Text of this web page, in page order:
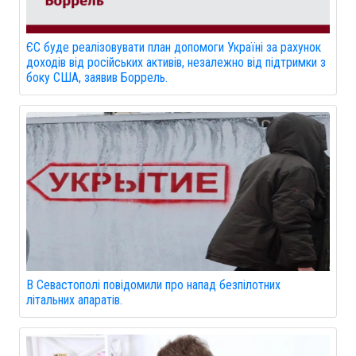
ЄС буде реалізовувати план допомоги Україні за рахунок
доходів від російських активів, незалежно від підтримки з
боку США, заявив Боррель.
В Севастополі повідомили про напад безпілотних
літальних апаратів.